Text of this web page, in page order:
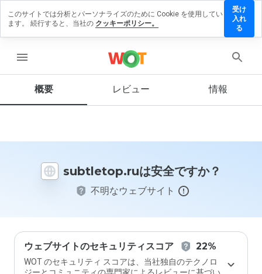
menu
概要 レビュー 情報
subtletop.ruは安全ですか？
不明なウェブサイト
ウェブサイトのセキュリティスコア 22%
WOT のセキュリティ スコアは、当社独自のテクノロ
ビュー
す
この
イト
価し
ます
か？
このサイトでは分析とパーソナライズのために Cookie を使用してい
ます。 続行すると、当社の クッキーポリシー。
受け
入れ
る